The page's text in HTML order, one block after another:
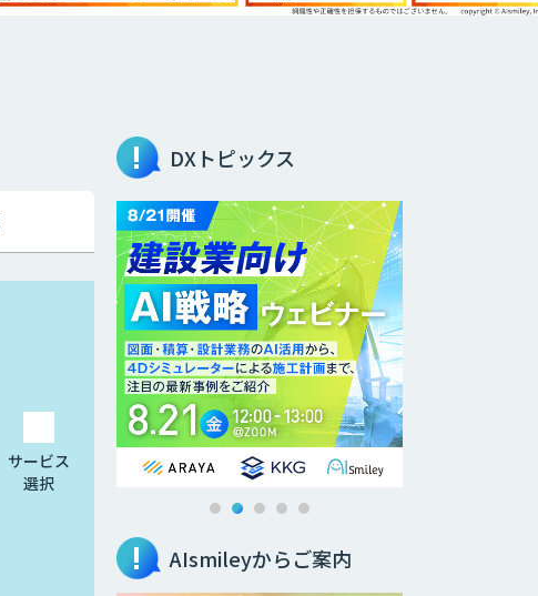
サービス
選択
DXトピックス
AIsmileyからご案内